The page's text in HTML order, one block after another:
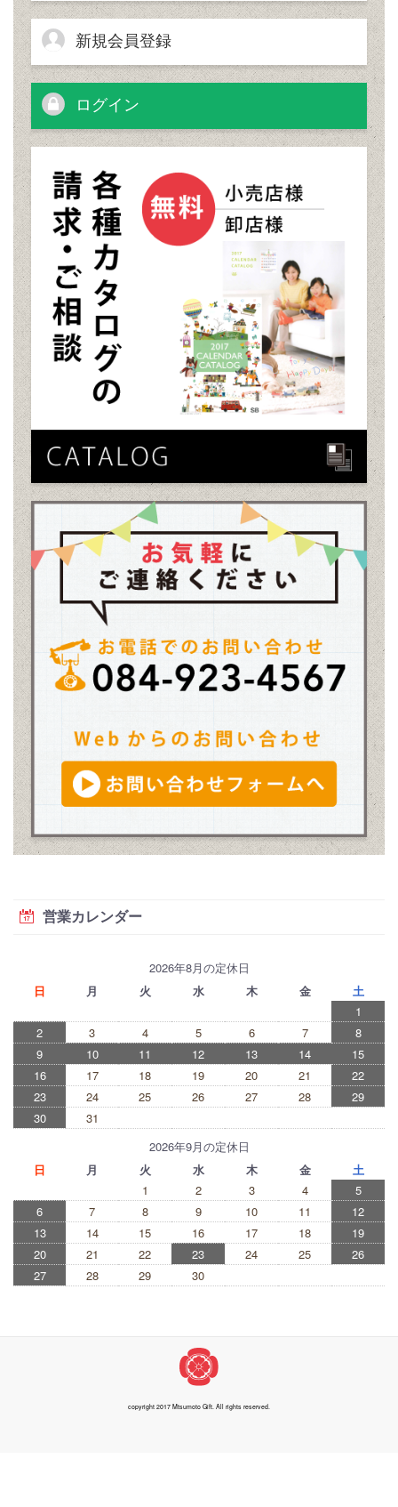
新規会員登録
ログイン
営業カレンダー
2026年8月の定休日
日
月 火 水 木 金
土
1
2
3 4 5 6 7
8
9
10 11 12 13 14
15
16
17 18 19 20 21
22
23
24 25 26 27 28
29
30
31
2026年9月の定休日
日
月 火 水 木 金
土
1
2 3 4
5
6
7 8 9 10 11
12
13
14 15 16 17 18
19
20
21 22 23 24 25
26
27
28 29 30
copyright 2017 Mtsumoto Gift. All rights reserved.